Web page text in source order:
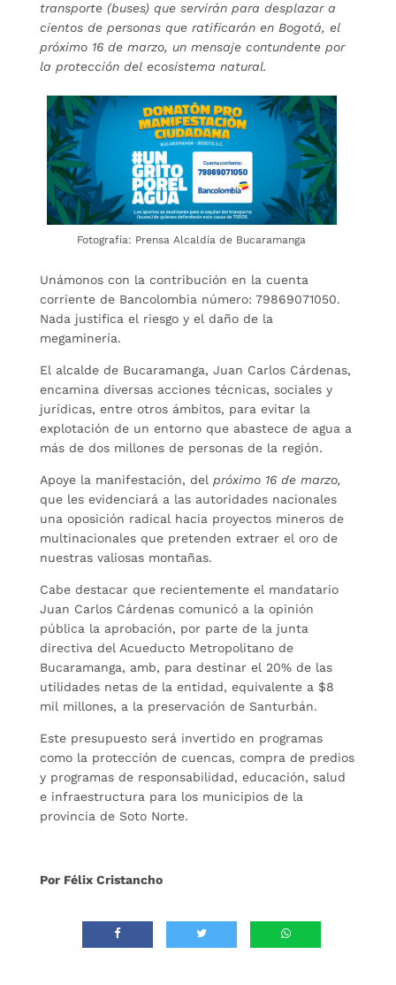
transporte (buses) que servirán para desplazar a
cientos de personas que ratificarán en Bogotá, el
próximo 16 de marzo, un mensaje contundente por
la protección del ecosistema natural.
Fotografía: Prensa Alcaldía de Bucaramanga
Unámonos con la contribución en la cuenta
corriente de Bancolombia número: 79869071050.
Nada justifica el riesgo y el daño de la
megaminería.
El alcalde de Bucaramanga, Juan Carlos Cárdenas,
encamina diversas acciones técnicas, sociales y
jurídicas, entre otros ámbitos, para evitar la
explotación de un entorno que abastece de agua a
más de dos millones de personas de la región.
Apoye la manifestación, del próximo 16 de marzo,
que les evidenciará a las autoridades nacionales
una oposición radical hacia proyectos mineros de
multinacionales que pretenden extraer el oro de
nuestras valiosas montañas.
Cabe destacar que recientemente el mandatario
Juan Carlos Cárdenas comunicó a la opinión
pública la aprobación, por parte de la junta
directiva del Acueducto Metropolitano de
Bucaramanga, amb, para destinar el 20% de las
utilidades netas de la entidad, equivalente a $8
mil millones, a la preservación de Santurbán.
Este presupuesto será invertido en programas
como la protección de cuencas, compra de predios
y programas de responsabilidad, educación, salud
e infraestructura para los municipios de la
provincia de Soto Norte.
Por Félix Cristancho